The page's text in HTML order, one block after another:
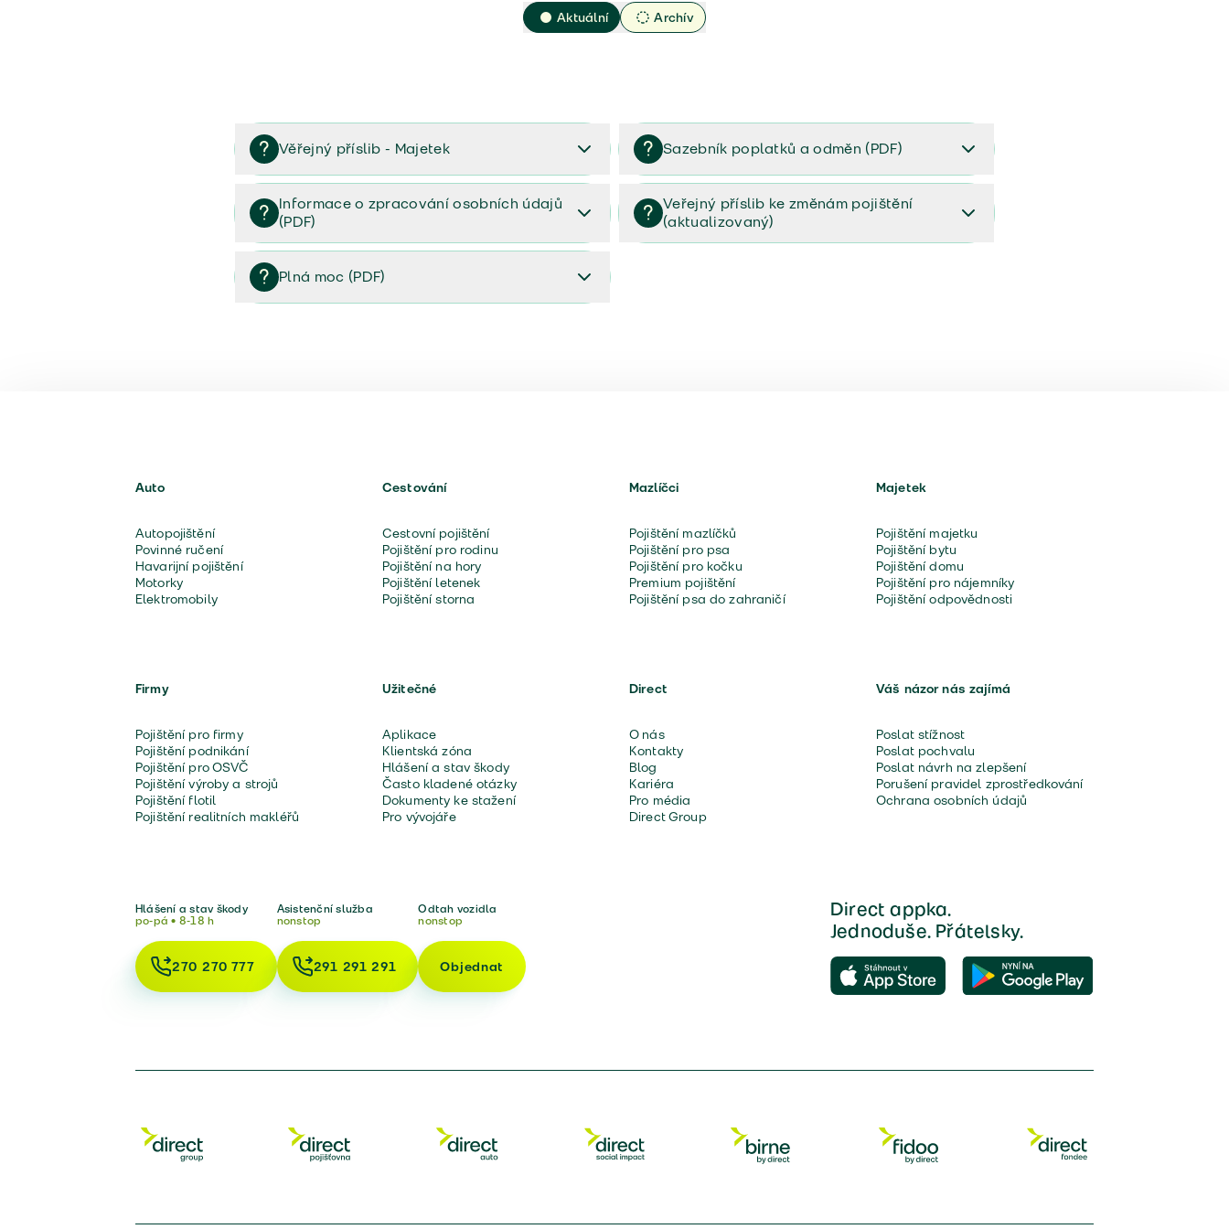
Aktuální Archív
Věřejný příslib - Majetek
Věřejný příslib majetek 2023
Sazebník poplatků a odměn (PDF)
Sazebník poplatků a odměn (PDF)
Informace o zpracování osobních údajů
(PDF)
Informace o zpracování osobních údajů (PDF)
Veřejný příslib ke změnám pojištění
(aktualizovaný)
Plná moc (PDF)
Auto
Autopojištění
Povinné ručení
Havarijní pojištění
Motorky
Elektromobily
Cestování
Cestovní pojištění
Pojištění pro rodinu
Pojištění na hory
Pojištění letenek
Pojištění storna
Mazlíčci
Pojištění mazlíčků
Pojištění pro psa
Pojištění pro kočku
Premium pojištění
Pojištění psa do zahraničí
Majetek
Pojištění majetku
Pojištění bytu
Pojištění domu
Pojištění pro nájemníky
Pojištění odpovědnosti
Firmy
Pojištění pro firmy
Pojištění podnikání
Pojištění pro OSVČ
Pojištění výroby a strojů
Pojištění flotil
Pojištění realitních makléřů
Užitečné
Aplikace
Klientská zóna
Hlášení a stav škody
Často kladené otázky
Dokumenty ke stažení
Pro vývojáře
Direct
O nás
Kontakty
Blog
Kariéra
Pro média
Direct Group
Váš názor nás zajímá
Poslat stížnost
Poslat pochvalu
Poslat návrh na zlepšení
Porušení pravidel zprostředkování
Ochrana osobních údajů
Hlášení a stav škody
po-pá • 8-18 h
270 270 777
Asistenční služba
nonstop
291 291 291
Odtah vozidla
nonstop
Objednat
Direct appka.
Jednoduše. Přátelsky.